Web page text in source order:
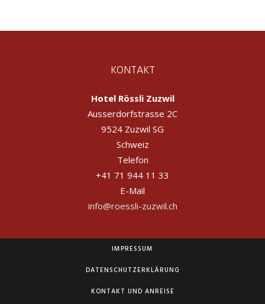
KONTAKT
Hotel Rössli Zuzwil
Ausserdorfstrasse 2C
9524 Zuzwil SG
Schweiz
Telefon
+41 71 944 11 33
E-Mail
info@roessli-zuzwil.ch
IMPRESSUM
DATENSCHUTZERKLÄRUNG
KONTAKT UND ANREISE